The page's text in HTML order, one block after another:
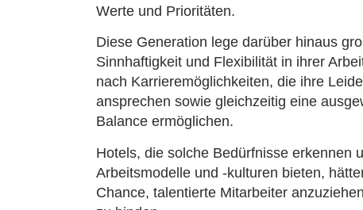
Werte und Prioritäten.
Diese Generation lege darüber hinaus
Sinnhaftigkeit und Flexibilität in ihrer
nach Karrieremöglichkeiten, die ihre
ansprechen sowie gleichzeitig eine
Balance ermöglichen.
Hotels, die solche Bedürfnisse erkennen
Arbeitsmodelle und -kulturen bieten,
Chance, talentierte Mitarbeiter